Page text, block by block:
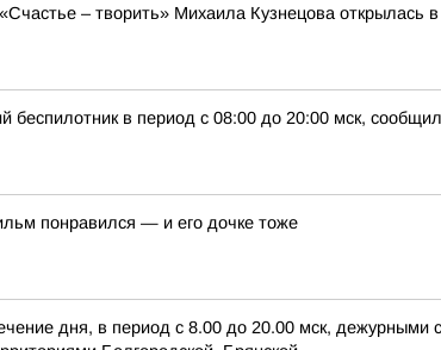
– творить» Михаила Кузнецова открылась
беспилотник в период с 08:00 до 20:00 мск,
понравился — и его дочке тоже
дня, в период с 8.00 до 20.00 мск, дежурными